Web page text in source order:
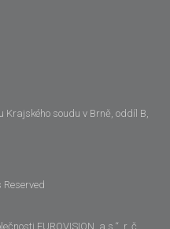
Krajského soudu v Brně, oddíl B,
EUROVISION, a.s.“, r. č.